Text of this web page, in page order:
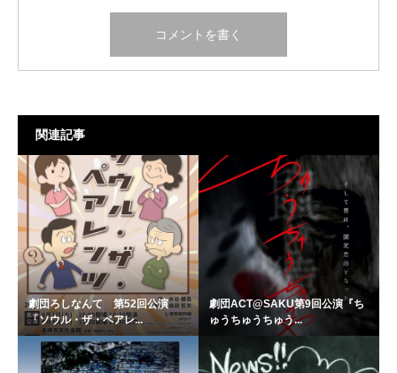
関連記事
劇団ろしなんて 第52回公演
「ソウル・ザ・ペアレ...
劇団ACT@SAKU第9回公演『ち
ゅうちゅうちゅう...